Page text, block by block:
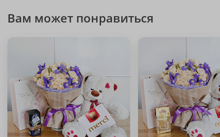
Вам может понравиться